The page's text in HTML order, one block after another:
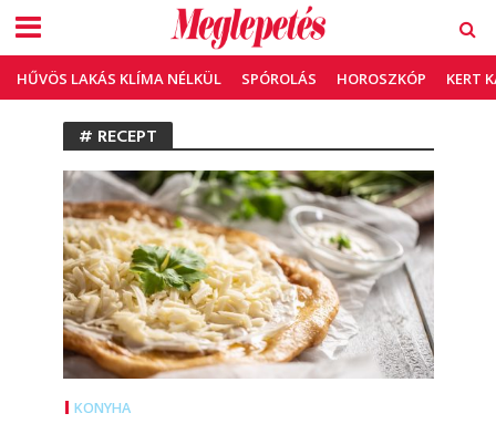
HŰVÖS LAKÁS KLÍMA NÉLKÜL SPÓROLÁS HOROSZKÓP KERT
# RECEPT
KONYHA